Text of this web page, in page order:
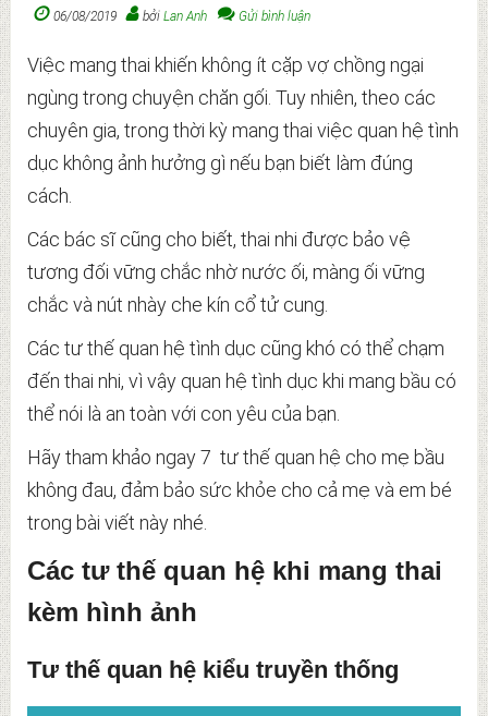
06/08/2019 bởi Lan Anh Gửi bình luận
Việc mang thai khiến không ít cặp vợ chồng ngại
ngùng trong chuyện chăn gối. Tuy nhiên, theo các
chuyên gia, trong thời kỳ mang thai việc quan hệ tình
dục không ảnh hưởng gì nếu bạn biết làm đúng
cách.
Các bác sĩ cũng cho biết, thai nhi được bảo vệ
tương đối vững chắc nhờ nước ối, màng ối vững
chắc và nút nhày che kín cổ tử cung.
Các tư thế quan hệ tình dục cũng khó có thể chạm
đến thai nhi, vì vậy quan hệ tình dục khi mang bầu có
thể nói là an toàn với con yêu của bạn.
Hãy tham khảo ngay 7 tư thế quan hệ cho mẹ bầu
không đau, đảm bảo sức khỏe cho cả mẹ và em bé
trong bài viết này nhé.
Các tư thế quan hệ khi mang thai
kèm hình ảnh
Tư thế quan hệ kiểu truyền thống